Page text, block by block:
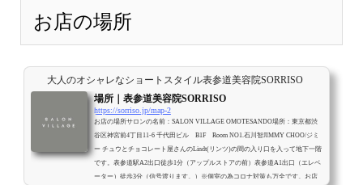
お店の場所
大人のオシャレなショートスタイル表参道美容院SORRISO
場所｜表参道美容院SORRISO
https://sorriso.jp/map-2
お店の場所サロンの名前：SALON VILLAGE OMOTESANDO場所：東京都渋
谷区神宮前4丁目11-6 千代田ビル B1F Room NO1.石川智JIMMY CHOO/ジミ
ー チュウとチョコレート屋さんのLindt(リンツ)の間の入り口を入って地下一階
です。表参道駅A2出口徒歩1分（アップルストアの前）表参道A1出口（エレベ
ーター）徒歩3分（信号渡ります。）※個室の為コロナ対策も万全です。お店